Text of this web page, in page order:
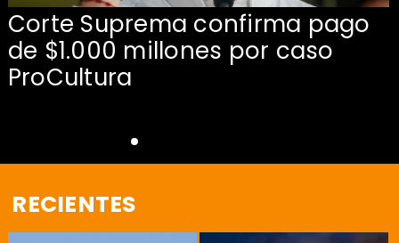
Corte Suprema confirma pago
de $1.000 millones por caso
ProCultura
RECIENTES